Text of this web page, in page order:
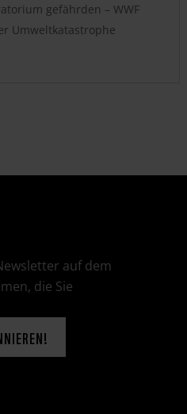
gefährden – WWF
Umweltkatastrophe
auf dem
die Sie